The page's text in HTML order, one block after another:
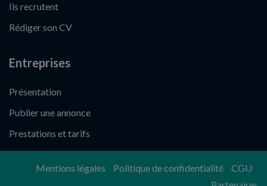
Ils recrutent
Rédiger son CV
Entreprises
Présentation
Publier une annonce
Prestations et tarifs
Mentions légales Politique de confidentialité
CGU